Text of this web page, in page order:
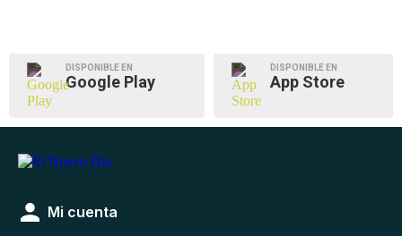
DISPONIBLE EN
Google Play
DISPONIBLE EN
App Store
Mi cuenta